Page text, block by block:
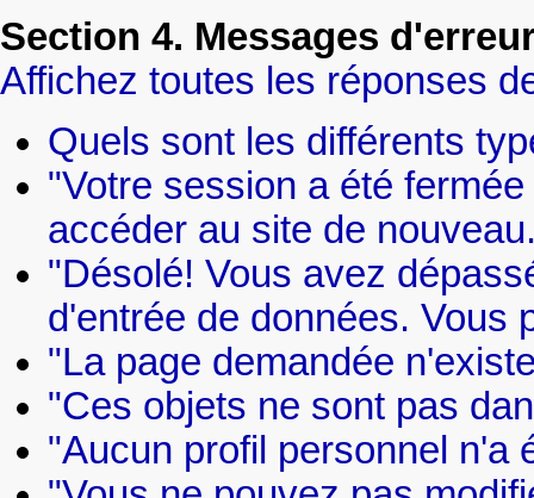
Section 4. Messages
Affichez toutes les réponses
Quels sont les différents
"Votre session a été
accéder au site de
"Désolé! Vous avez
d'entrée de données. Vous
"La page demandée
"Ces objets ne sont pas
"Aucun profil personnel n'a